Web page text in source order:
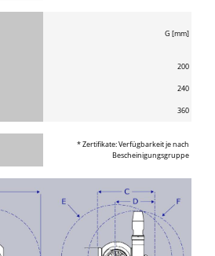
* Zertifikate: Verfügbarkeit je nach
Bescheinigungsgruppe
G [mm]
200
240
360